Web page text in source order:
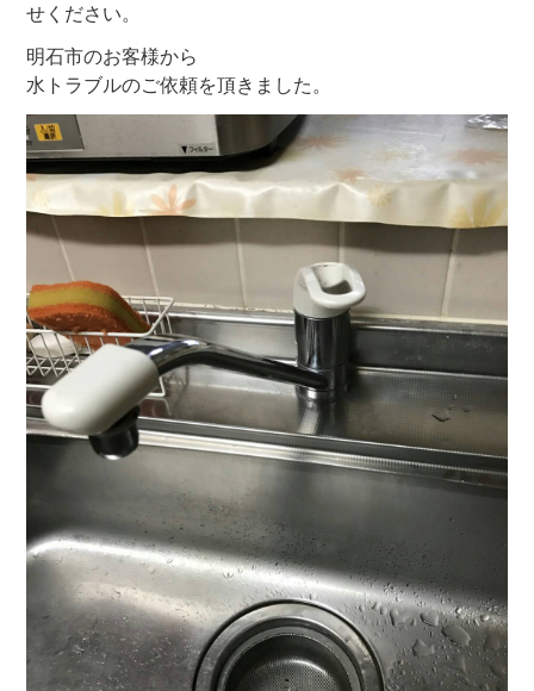
せください。
明石市のお客様から
水トラブルのご依頼を頂きました。